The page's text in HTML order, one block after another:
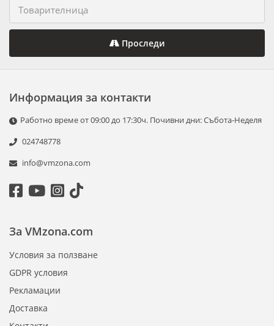
Проследи
Информация за контакти
Работно време от 09:00 до 17:30ч. Почивни дни: Събота-Неделя
024748778
info@vmzona.com
За VMzona.com
Условия за ползване
GDPR условия
Рекламации
Доставка